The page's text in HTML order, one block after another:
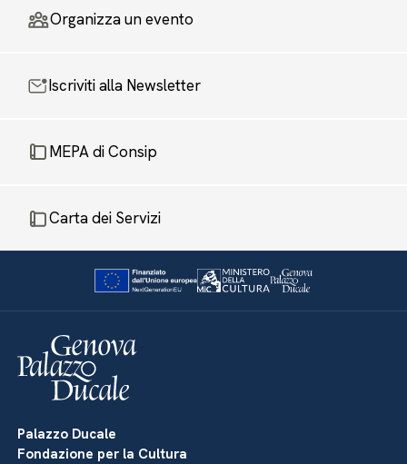
Organizza un evento
Iscriviti alla Newsletter
MEPA di Consip
Carta dei Servizi
Palazzo Ducale
Fondazione per la Cultura